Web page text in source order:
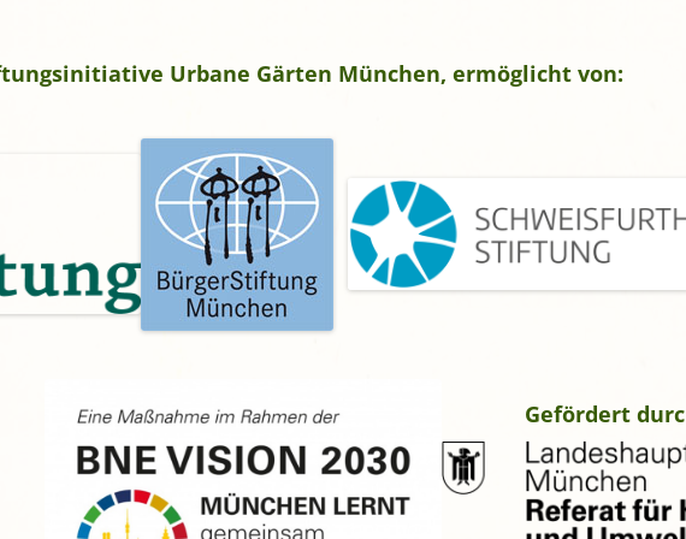
Mikrofarm Ingelsberg:
Gartenparzellen für Hobby-
Prälatengarten im Kloster
Schäftlarn
Umweltgarten Neubiberg
Urbane Gärten München, ermöglicht von:
Gefördert